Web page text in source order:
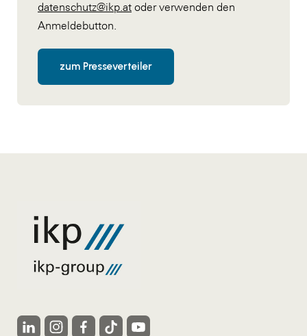
datenschutz@ikp.at oder verwenden den
Anmeldebutton.
zum Presseverteiler